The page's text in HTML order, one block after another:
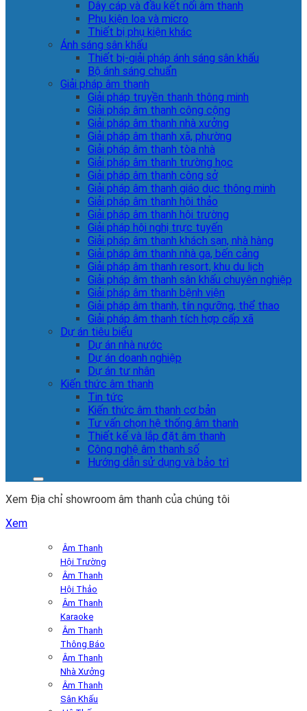
Dây cáp và đầu kết nối âm thanh
Phụ kiện loa và micro
Thiết bị phụ kiện khác
Ánh sáng sân khấu
Thiết bị-giải pháp ánh sáng sân khấu
Bộ ánh sáng chuẩn
Giải pháp âm thanh
Giải pháp truyền thanh thông minh
Giải pháp âm thanh công cộng
Giải pháp âm thanh nhà xưởng
Giải pháp âm thanh xã, phường
Giải pháp âm thanh tòa nhà
Giải pháp âm thanh trường học
Giải pháp âm thanh công sở
Giải pháp âm thanh giáo dục thông minh
Giải pháp âm thanh hội thảo
Giải pháp âm thanh hội trường
Giải pháp hội nghị trực tuyến
Giải pháp âm thanh khách sạn, nhà hàng
Giải pháp âm thanh nhà ga, bến cảng
Giải pháp âm thanh resort, khu du lịch
Giải pháp âm thanh sân khấu chuyên nghiệp
Giải pháp âm thanh bệnh viện
Giải pháp âm thanh, tín ngưỡng, thể thao
Giải pháp âm thanh tích hợp cấp xã
Dự án tiêu biểu
Dự án nhà nước
Dự án doanh nghiệp
Dự án tư nhân
Kiến thức âm thanh
Tin tức
Kiến thức âm thanh cơ bản
Tư vấn chọn hệ thống âm thanh
Thiết kế và lắp đặt âm thanh
Công nghệ âm thanh số
Hướng dẫn sử dụng và bảo trì
Xem Địa chỉ showroom âm thanh của chúng tôi
Xem
Âm Thanh
Hội Trường
Âm Thanh
Hội Thảo
Âm Thanh
Karaoke
Âm Thanh
Thông Báo
Âm Thanh
Nhà Xưởng
Âm Thanh
Sân Khấu